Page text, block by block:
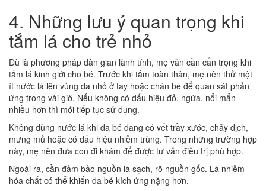
4. Những lưu ý quan trọng khi
tắm lá cho trẻ nhỏ
Dù là phương pháp dân gian lành tính, mẹ vẫn cần cẩn trọng khi
tắm lá kinh giới cho bé. Trước khi tắm toàn thân, mẹ nên thử một
ít nước lá lên vùng da nhỏ ở tay hoặc chân bé để quan sát phản
ứng trong vài giờ. Nếu không có dấu hiệu đỏ, ngứa, nổi mẩn
nhiều hơn thì mới tiếp tục sử dụng.
Không dùng nước lá khi da bé đang có vết trầy xước, chảy dịch,
mưng mủ hoặc có dấu hiệu nhiễm trùng. Trong những trường hợp
này, mẹ nên đưa con đi khám để được tư vấn điều trị phù hợp.
Ngoài ra, cần đảm bảo nguồn lá sạch, rõ nguồn gốc. Lá nhiễm
hóa chất có thể khiến da bé kích ứng nặng hơn.